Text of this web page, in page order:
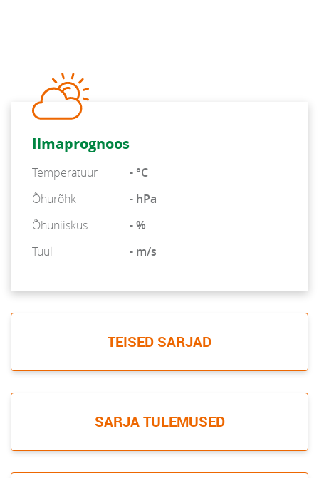
Ilmaprognoos
Temperatuur
- °C
Õhurõhk
- hPa
Õhuniiskus
- %
Tuul
- m/s
TEISED SARJAD
SARJA TULEMUSED